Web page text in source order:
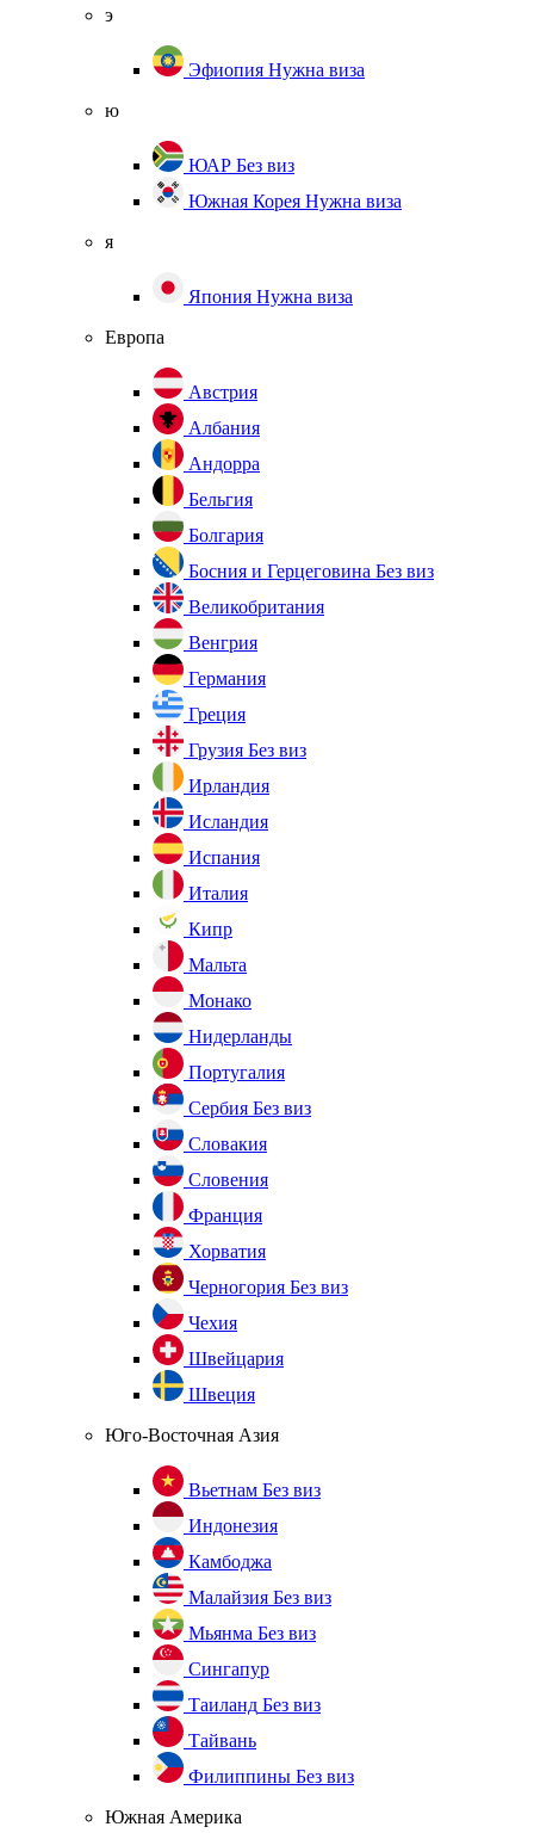
э
Эфиопия Нужна виза
ю
ЮАР Без виз
Южная Корея Нужна виза
я
Япония Нужна виза
Европа
Австрия
Албания
Андорра
Бельгия
Болгария
Босния и Герцеговина Без виз
Великобритания
Венгрия
Германия
Греция
Грузия Без виз
Ирландия
Исландия
Испания
Италия
Кипр
Мальта
Монако
Нидерланды
Португалия
Сербия Без виз
Словакия
Словения
Франция
Хорватия
Черногория Без виз
Чехия
Швейцария
Швеция
Юго-Восточная Азия
Вьетнам Без виз
Индонезия
Камбоджа
Малайзия Без виз
Мьянма Без виз
Сингапур
Таиланд Без виз
Тайвань
Филиппины Без виз
Южная Америка